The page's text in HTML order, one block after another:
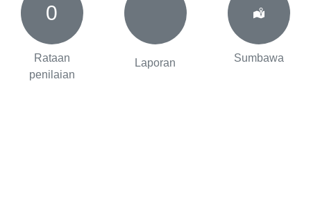
0
Rataan
penilaian
Laporan Sumbawa